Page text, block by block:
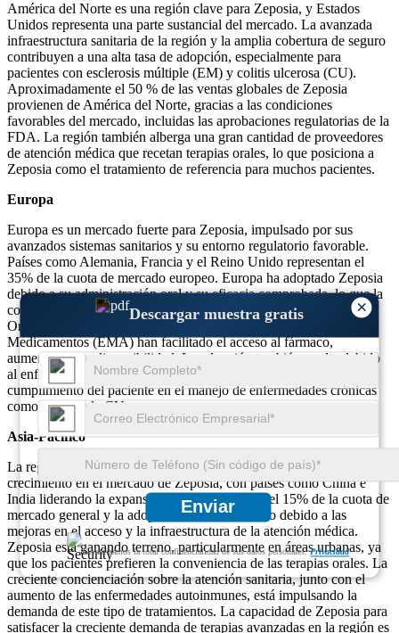
×
Descargar muestra gratis
Enviar
Garantizamos la total confidencialidad de sus datos personales.Privacidad
América del Norte es una región clave para Zeposia, y Estados
Unidos representa una parte sustancial del mercado. La avanzada
infraestructura sanitaria de la región y la amplia cobertura de seguro
contribuyen a una alta tasa de adopción, especialmente para
pacientes con esclerosis múltiple (EM) y colitis ulcerosa (CU).
Aproximadamente el 50 % de las ventas globales de Zeposia
provienen de América del Norte, gracias a las condiciones
favorables del mercado, incluidas las aprobaciones regulatorias de la
FDA. La región también alberga una gran cantidad de proveedores
de atención médica que recetan terapias orales, lo que posiciona a
Zeposia como el tratamiento de referencia para muchos pacientes.
Europa
Europa es un mercado fuerte para Zeposia, impulsado por sus
avanzados sistemas sanitarios y su entorno regulatorio favorable.
Países como Alemania, Francia y el Reino Unido representan el
35% de la cuota de mercado europeo. Europa ha adoptado Zeposia
debido a su administración oral y su eficacia comprobada, lo que la
convierte en la opción preferida para los pacientes autoinmunes.
Organismos reguladores como la Agencia Europea de
Medicamentos (EMA) han facilitado el acceso al fármaco,
aumentando su disponibilidad. La adopción también es alta debido
al enfoque del continente en mejorar la comodidad y el
cumplimiento del paciente en el manejo de enfermedades crónicas
como la EM y la CU.
Asia-Pacífico
La región de Asia y el Pacífico está presenciando un rápido
crecimiento en el mercado de Zeposia, con países como China e
India liderando la expansión. La región aporta el 15% de la cuota de
mercado general y la adopción está aumentando debido a las
mejoras en el acceso y la infraestructura de la atención médica.
Zeposia está ganando terreno, particularmente en áreas urbanas, ya
que los pacientes prefieren la conveniencia de las terapias orales. La
creciente concienciación sobre la atención sanitaria, junto con el
aumento de las enfermedades autoinmunes, está impulsando la
demanda de este tipo de tratamientos. La capacidad de Zeposia para
satisfacer la creciente demanda de terapias avanzadas en la región es